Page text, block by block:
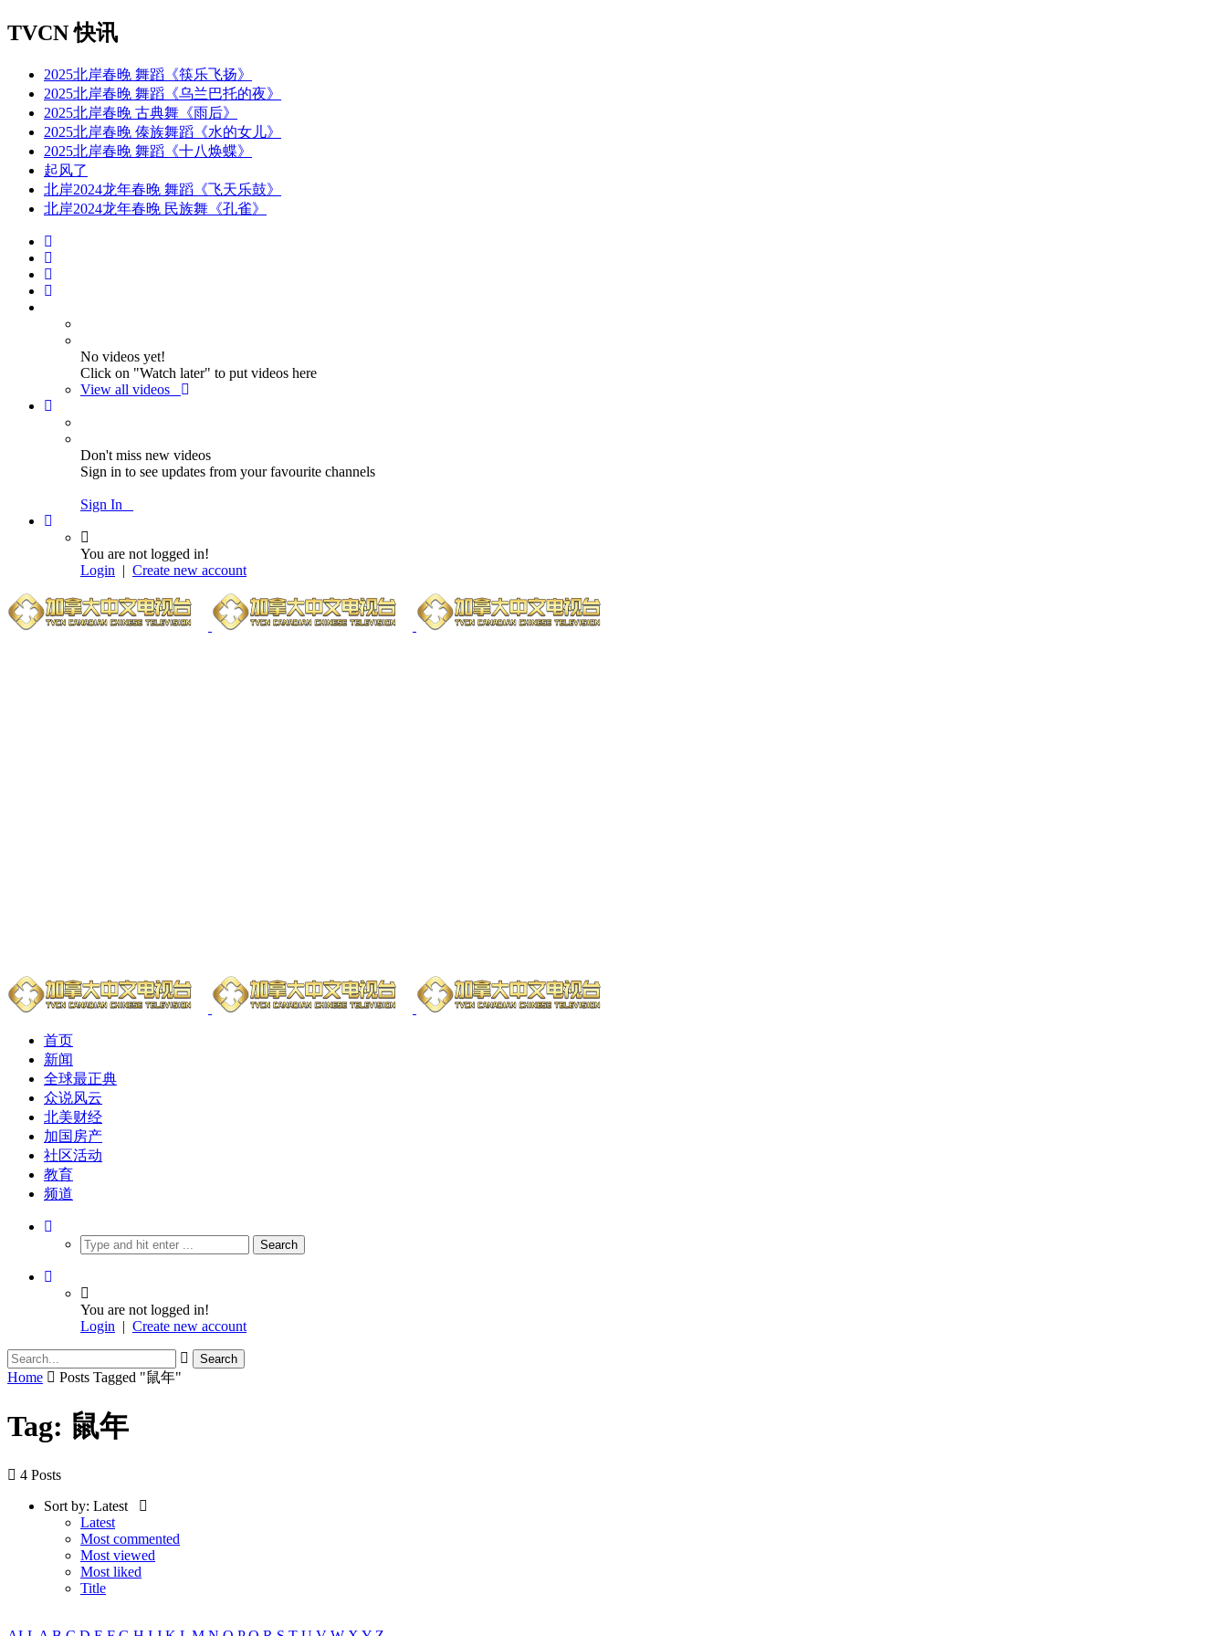
TVCN 快讯
2025北岸春晚 舞蹈《筷乐飞扬》
2025北岸春晚 舞蹈《乌兰巴托的夜》
2025北岸春晚 古典舞《雨后》
2025北岸春晚 傣族舞蹈《水的女儿》
2025北岸春晚 舞蹈《十八焕蝶》
起风了
北岸2024龙年春晚 舞蹈《飞天乐鼓》
北岸2024龙年春晚 民族舞《孔雀》
No videos yet!
Click on "Watch later" to put videos here
View all videos
Don't miss new videos
Sign in to see updates from your favourite channels
Sign In
You are not logged in!
Login | Create new account
首页
新闻
全球最正典
众说风云
北美财经
加国房产
社区活动
教育
频道
You are not logged in!
Login | Create new account
Home Posts Tagged "鼠年"
Tag: 鼠年
4 Posts
Sort by: Latest
Latest
Most commented
Most viewed
Most liked
Title